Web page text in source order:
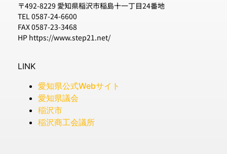
〒492-8229 愛知県稲沢市稲島十一丁目24番地
TEL 0587-24-6600
FAX 0587-23-3468
HP https://www.step21.net/
LINK
愛知県公式Webサイト
愛知県議会
稲沢市
稲沢商工会議所